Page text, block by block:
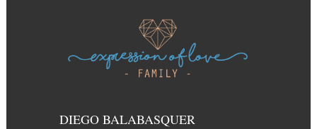
DIEGO BALABASQUER